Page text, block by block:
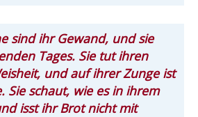
sind ihr Gewand, und sie
Tages. Sie tut ihren
und auf ihrer Zunge ist
Sie schaut, wie es in ihrem
isst ihr Brot nicht mit